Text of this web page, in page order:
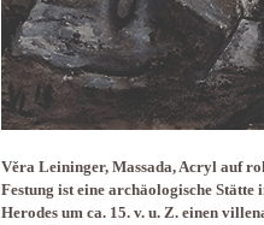
Věra Leininger, Massada, Acryl auf
Festung ist eine archäologische
Herodes um ca. 15. v. u. Z. einen